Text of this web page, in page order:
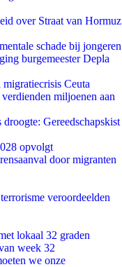
over Straat van Hormuz
schade bij jongeren
burgemeester Depla
Ceuta
miljoenen aan
droogte: Gereedschapskist
opvolgt
door migranten
veroordeelden
lokaal 32 graden
week 32
we onze